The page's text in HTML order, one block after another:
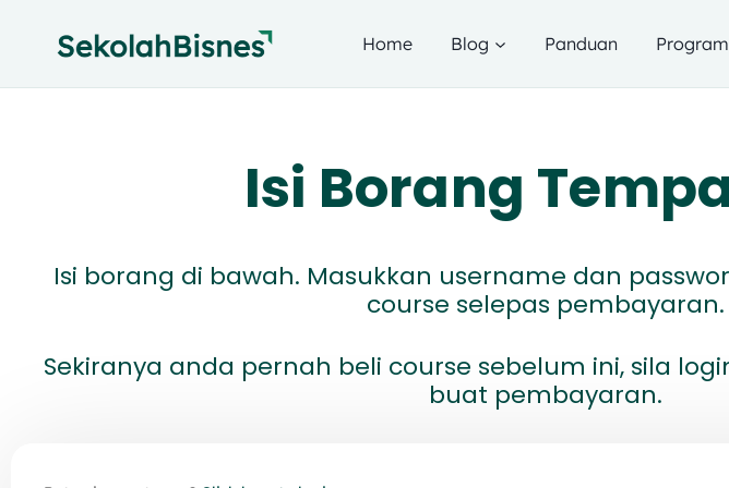
Home Blog Panduan Program
Isi Borang
Isi borang di bawah. Masukkan username dan
course selepas pembayaran.
Sekiranya anda pernah beli course sebelum ini, sila
buat pembayaran.